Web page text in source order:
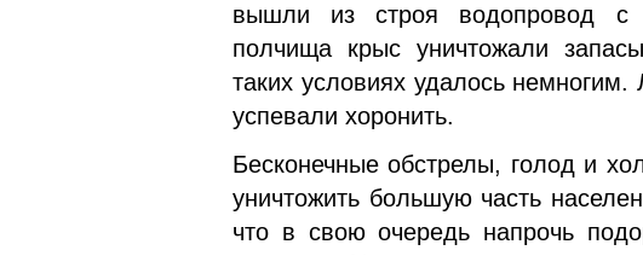
вышли из строя водопровод с
полчища крыс уничтожали
таких условиях удалось
успевали хоронить.
Бесконечные обстрелы, голод и
уничтожить большую часть
что в свою очередь напрочь